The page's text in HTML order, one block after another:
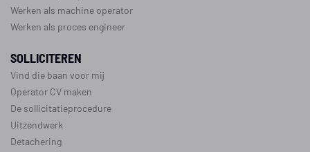
Werken als machine operator
Werken als proces engineer
SOLLICITEREN
Vind die baan voor mij
Operator CV maken
De sollicitatieprocedure
Uitzendwerk
Detachering